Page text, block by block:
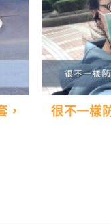
，
很不一樣